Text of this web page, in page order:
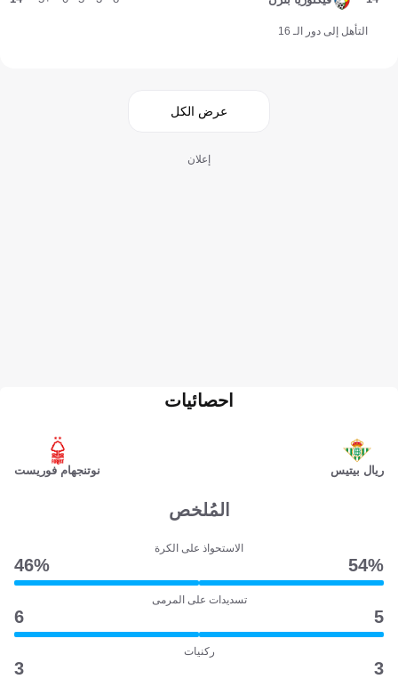
التأهل إلى دور الـ 16
عرض الكل
إعلان
ريال بيتيس
احصائيات
نوتنجهام فوريست
المُلخص
الاستحواذ على الكرة
54‎%‎
46‎%‎
تسديدات على المرمى
5
6
ركنيات
3
3